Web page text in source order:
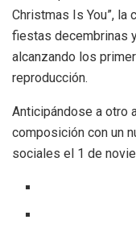
Christmas Is You”, la
fiestas decembrinas
alcanzando los
reproducción.
Anticipándose a otro
composición con un
sociales el 1 de